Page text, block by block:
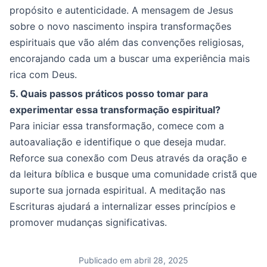
propósito e autenticidade. A mensagem de Jesus
sobre o novo nascimento inspira transformações
espirituais que vão além das convenções religiosas,
encorajando cada um a buscar uma experiência mais
rica com Deus.
5. Quais passos práticos posso tomar para
experimentar essa transformação espiritual?
Para iniciar essa transformação, comece com a
autoavaliação e identifique o que deseja mudar.
Reforce sua conexão com Deus através da oração e
da leitura bíblica e busque uma comunidade cristã que
suporte sua jornada espiritual. A meditação nas
Escrituras ajudará a internalizar esses princípios e
promover mudanças significativas.
Publicado em abril 28, 2025